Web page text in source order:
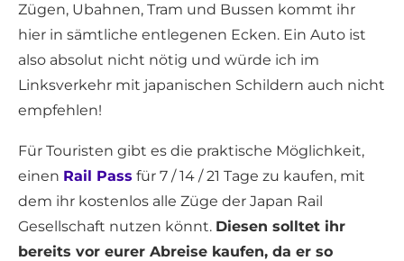
Zügen, Ubahnen, Tram und Bussen kommt ihr
hier in sämtliche entlegenen Ecken. Ein Auto ist
also absolut nicht nötig und würde ich im
Linksverkehr mit japanischen Schildern auch nicht
empfehlen!
Für Touristen gibt es die praktische Möglichkeit,
einen Rail Pass für 7 / 14 / 21 Tage zu kaufen, mit
dem ihr kostenlos alle Züge der Japan Rail
Gesellschaft nutzen könnt. Diesen solltet ihr
bereits vor eurer Abreise kaufen, da er so